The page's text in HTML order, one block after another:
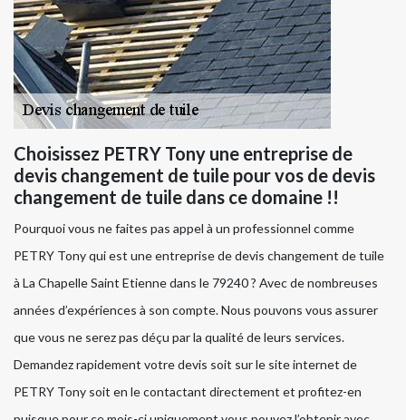
Choisissez PETRY Tony une entreprise de
devis changement de tuile pour vos de devis
changement de tuile dans ce domaine !!
Pourquoi vous ne faites pas appel à un professionnel comme
PETRY Tony qui est une entreprise de devis changement de tuile
à La Chapelle Saint Etienne dans le 79240 ? Avec de nombreuses
années d’expériences à son compte. Nous pouvons vous assurer
que vous ne serez pas déçu par la qualité de leurs services.
Demandez rapidement votre devis soit sur le site internet de
PETRY Tony soit en le contactant directement et profitez-en